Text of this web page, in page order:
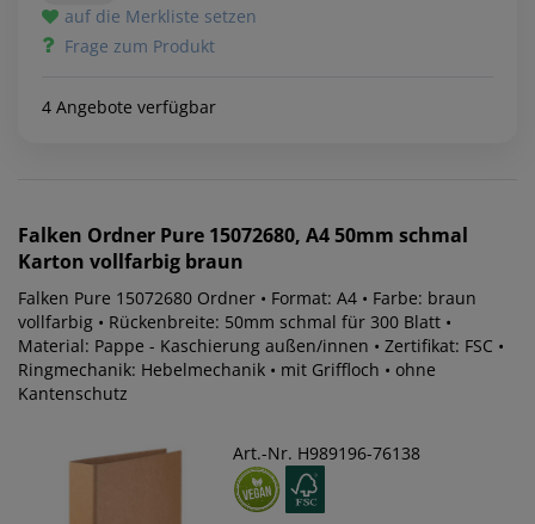
auf die Merkliste setzen
Frage zum Produkt
4 Angebote verfügbar
Falken Ordner Pure 15072680, A4 50mm schmal
Karton vollfarbig braun
Falken Pure 15072680 Ordner • Format: A4 • Farbe: braun
vollfarbig • Rückenbreite: 50mm schmal für 300 Blatt •
Material: Pappe - Kaschierung außen/innen • Zertifikat: FSC •
Ringmechanik: Hebelmechanik • mit Griffloch • ohne
Kantenschutz
Art.-Nr. H989196-76138